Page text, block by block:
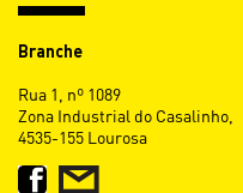
Branche
Rua 1, nº 1089
Zona Industrial do Casalinho,
4535-155 Lourosa